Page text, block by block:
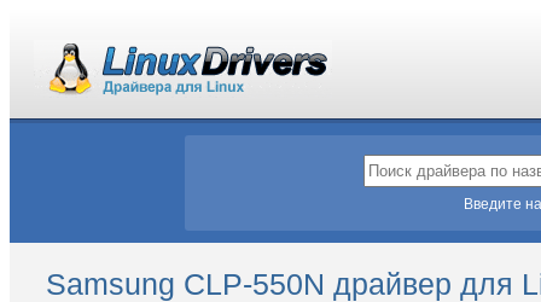
Введите
Samsung CLP-550N драйвер для